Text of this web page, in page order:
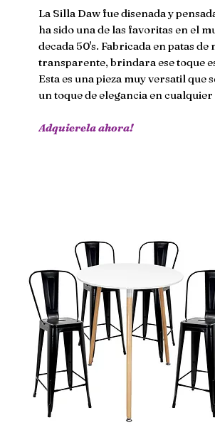
La Silla Daw fue disenada y
ha sido una de las favoritas en el
decada 50's. Fabricada en patas
transparente, brindara ese toque
Esta es una pieza muy versatil que
un toque de elegancia en
Adquierela ahora!